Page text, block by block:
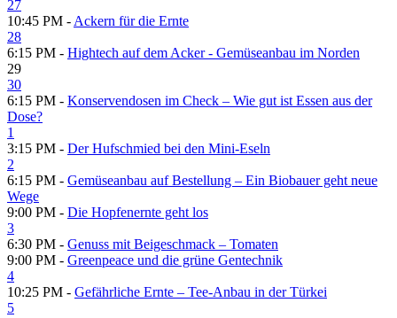
27
10:45 PM - Ackern für die Ernte
28
6:15 PM - Hightech auf dem Acker - Gemüseanbau im Norden
29
30
6:15 PM - Konservendosen im Check – Wie gut ist Essen aus der
Dose?
1
3:15 PM - Der Hufschmied bei den Mini-Eseln
2
6:15 PM - Gemüseanbau auf Bestellung – Ein Biobauer geht neue
Wege
9:00 PM - Die Hopfenernte geht los
3
6:30 PM - Genuss mit Beigeschmack – Tomaten
9:00 PM - Greenpeace und die grüne Gentechnik
4
10:25 PM - Gefährliche Ernte – Tee-Anbau in der Türkei
5